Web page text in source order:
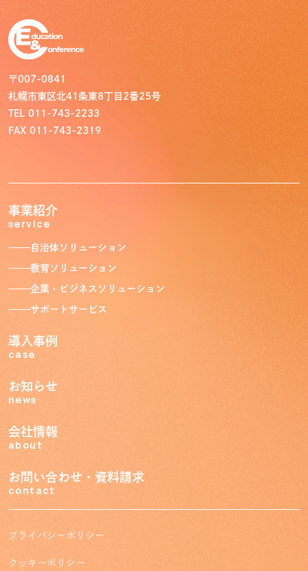
トップ
事業紹介
Service
自治体ソリューション
企業・ビジネスソリューション
導入事例
Case
お知らせ
News
会社情報
About
電話で
問い合わせる
〒007-0841
札幌市東区北41条東8丁目2番25号
TEL 011-743-2233
FAX 011-743-2319
事業紹介
service
自治体ソリューション
教育ソリューション
企業・ビジネスソリューション
サポートサービス
導入事例
case
お知らせ
news
会社情報
about
お問い合わせ・資料請求
contact
プライバシーポリシー
クッキーポリシー